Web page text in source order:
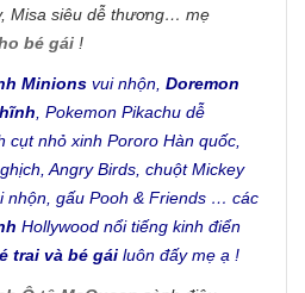
Misa siêu dễ thương… mẹ
bé gái !
Minions vui nhộn, Doremon
, Pokemon Pikachu dễ
cụt nhỏ xinh Pororo Hàn quốc,
Angry Birds, chuột Mickey
nhộn, gấu Pooh & Friends … các
Hollywood nổi tiếng kinh điển
trai và bé gái luôn đấy mẹ ạ !